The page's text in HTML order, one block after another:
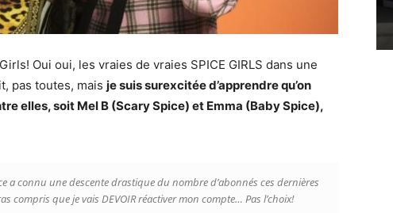
Oui oui, les vraies de vraies SPICE GIRLS dans une
pas toutes, mais je suis surexcitée d’apprendre qu’on
elles, soit Mel B (Scary Spice) et Emma (Baby Spice),
a connu une descente drastique du nombre d’abonnés ces dernières
compris que je vais DEVOIR réactiver mon compte… Pas l’choix!